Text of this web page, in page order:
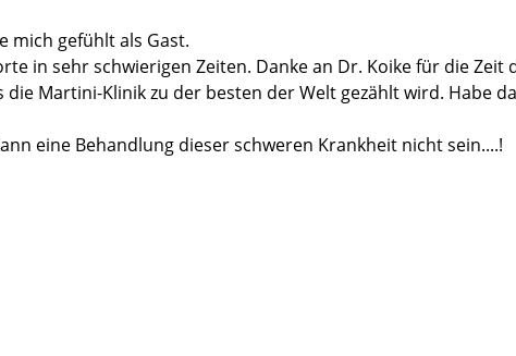
mich gefühlt als Gast.
in sehr schwierigen Zeiten. Danke an Dr. Koike für die
Martini-Klinik zu der besten der Welt gezählt wird. Habe
eine Behandlung dieser schweren Krankheit nicht sein....!